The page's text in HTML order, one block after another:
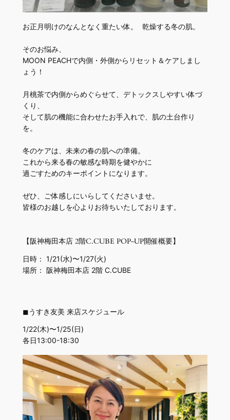
お正月明けのなんとなく重たい体。 乾燥する冬の肌。
そのお悩み、
MOON PEACHで内側・外側からリセット＆ケアしまし
ょう！
月桃茶で内側からめぐらせて、デトックスしやすい体づ
くり、
そして肌の機能に合わせたお手入れで、肌の土台作り
を。
冬のケアは、未来の春の肌への準備。
これから来る春の敏感な時期を健やかに
過ごすためのキーポイントになります。
ぜひ、ご体感しにいらしてくださいませ。
皆様のお越しを心よりお待ちいたしております。
【阪神梅田本店 2階C.CUBE POP-UP開催概要】
日時： 1/21(水)〜1/27(火)
場所： 阪神梅田本店 2階 C.CUBE
◼︎うすき友美 来店スケジュール
1/22(木)〜1/25(日)
各日13:00-18:30